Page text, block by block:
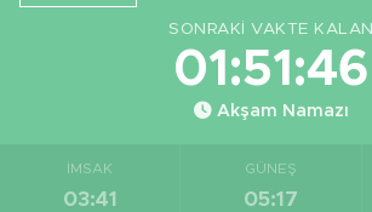
SONRAKI VAKTE KALAN
01:51:45
Akşam Namazı
İMSAK
03:41
GÜNEŞ
05:17